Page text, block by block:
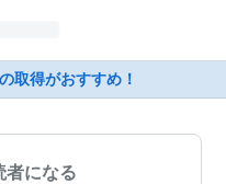
取得がおすすめ！
者になる